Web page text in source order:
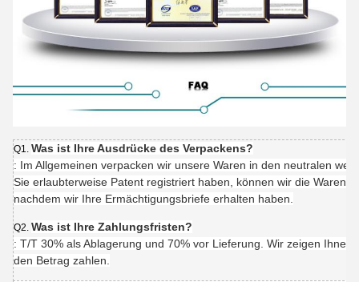
Q1. Was ist Ihre Ausdrücke des Verpackens?
: Im Allgemeinen verpacken wir unsere Waren in den neutralen
Sie erlaubterweise Patent registriert haben, können wir die Waren
nachdem wir Ihre Ermächtigungsbriefe erhalten haben.
Q2. Was ist Ihre Zahlungsfristen?
: T/T 30% als Ablagerung und 70% vor Lieferung. Wir zeigen
den Betrag zahlen.